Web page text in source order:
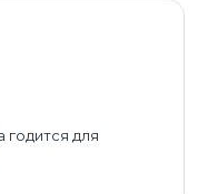
годится для